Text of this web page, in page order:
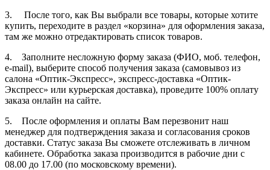
3. После того, как Вы выбрали все товары, которые хотите
купить, переходите в раздел «корзина» для оформления заказа,
там же можно отредактировать список товаров.
4. Заполните несложную форму заказа (ФИО, моб. телефон,
e-mail), выберите способ получения заказа (самовывоз из
салона «Оптик-Экспресс», экспресс-доставка «Оптик-
Экспресс» или курьерская доставка), проведите 100% оплату
заказа онлайн на сайте.
5. После оформления и оплаты Вам перезвонит наш
менеджер для подтверждения заказа и согласования сроков
доставки. Статус заказа Вы сможете отслеживать в личном
кабинете. Обработка заказа производится в рабочие дни с
08.00 до 17.00 (по московскому времени).